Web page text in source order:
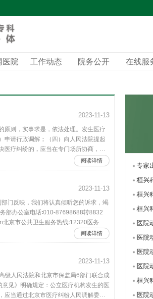
医院 工作动态 院务公开 在线服
专家
2023-11-13
原则，实事求是，依法处理。发生医疗
申请行政调解；（四）向人民法院提起
医疗纠纷的，应当在专门场所协商，不
阅读详情
2023-11-13
门反映，我们将认真倾听您的诉求，竭
部办公室电话∶010-87698688转8832
京市公共卫生服务热线∶12320医务部
阅读详情
2023-11-13
级人民法院和北京市保监局6部门联合成
见》明确规定：公立医疗机构发生的医
应当通过北京市医疗纠纷人民调解委员